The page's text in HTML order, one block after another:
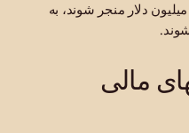
دلار منجر شوند، به
مالی